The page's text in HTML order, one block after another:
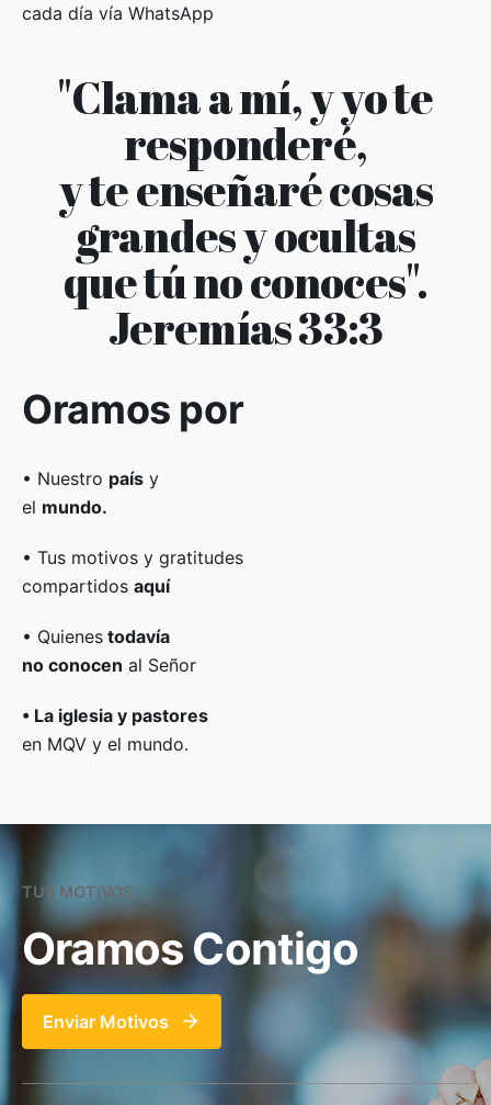
cada día vía WhatsApp
"Clama a mí, y yo te
responderé,
y te enseñaré cosas
grandes y ocultas
que tú no conoces".
Jeremías 33:3
Oramos por
• Nuestro país y
el mundo.
• Tus motivos y gratitudes
compartidos aquí
• Quienes todavía
no conocen al Señor
• La iglesia y pastores
en MQV y el mundo.
TUS MOTIVOS
Oramos Contigo
Enviar Motivos